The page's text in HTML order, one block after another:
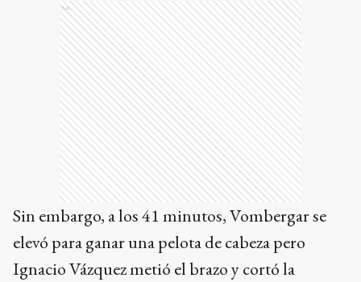
Ads
Sin embargo, a los 41 minutos, Vombergar se
elevó para ganar una pelota de cabeza pero
Ignacio Vázquez metió el brazo y cortó la